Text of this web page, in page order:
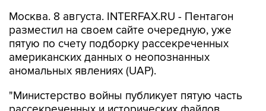
Москва. 8 августа. INTERFAX.RU - Пентагон
разместил на своем сайте очередную, уже
пятую по счету подборку рассекреченных
американских данных о неопознанных
аномальных явлениях (UAP).
"Министерство войны публикует пятую часть